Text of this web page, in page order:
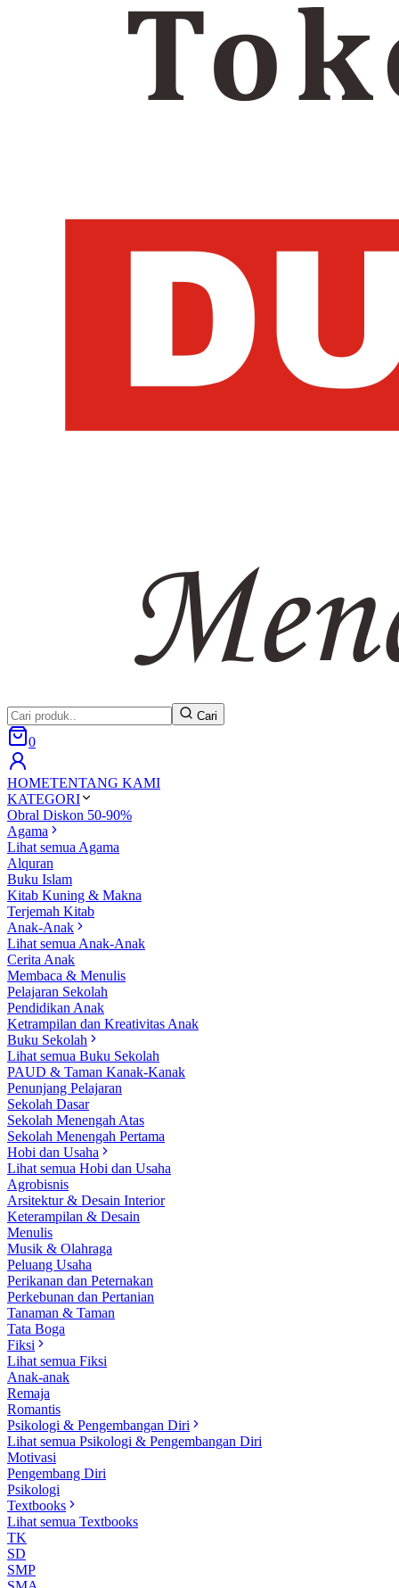
Cari
0
HOMETENTANG KAMI
KATEGORI
Obral Diskon 50-90%
Agama
Lihat semua Agama
Alquran
Buku Islam
Kitab Kuning & Makna
Terjemah Kitab
Anak-Anak
Lihat semua Anak-Anak
Cerita Anak
Membaca & Menulis
Pelajaran Sekolah
Pendidikan Anak
Ketrampilan dan Kreativitas Anak
Buku Sekolah
Lihat semua Buku Sekolah
PAUD & Taman Kanak-Kanak
Penunjang Pelajaran
Sekolah Dasar
Sekolah Menengah Atas
Sekolah Menengah Pertama
Hobi dan Usaha
Lihat semua Hobi dan Usaha
Agrobisnis
Arsitektur & Desain Interior
Keterampilan & Desain
Menulis
Musik & Olahraga
Peluang Usaha
Perikanan dan Peternakan
Perkebunan dan Pertanian
Tanaman & Taman
Tata Boga
Fiksi
Lihat semua Fiksi
Anak-anak
Remaja
Romantis
Psikologi & Pengembangan Diri
Lihat semua Psikologi & Pengembangan Diri
Motivasi
Pengembang Diri
Psikologi
Textbooks
Lihat semua Textbooks
TK
SD
SMP